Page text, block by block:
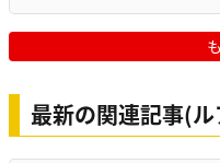
最新の関連記事(